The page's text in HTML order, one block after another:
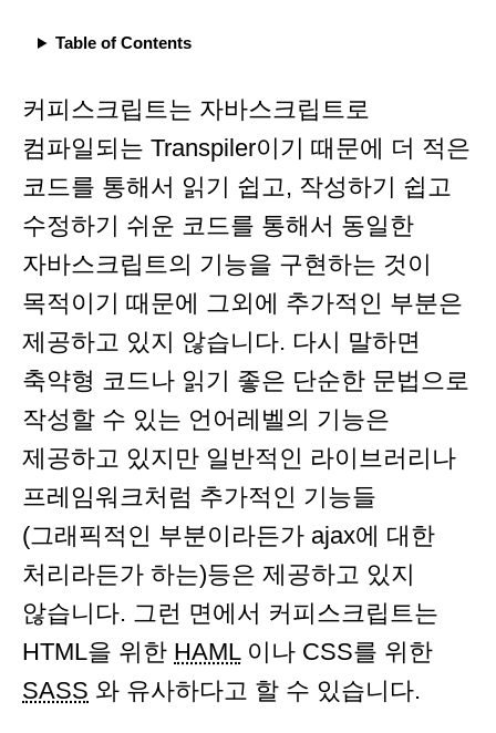
Table of Contents
커피스크립트는 자바스크립트로
컴파일되는 Transpiler이기 때문에 더 적은
코드를 통해서 읽기 쉽고, 작성하기 쉽고
수정하기 쉬운 코드를 통해서 동일한
자바스크립트의 기능을 구현하는 것이
목적이기 때문에 그외에 추가적인 부분은
제공하고 있지 않습니다. 다시 말하면
축약형 코드나 읽기 좋은 단순한 문법으로
작성할 수 있는 언어레벨의 기능은
제공하고 있지만 일반적인 라이브러리나
프레임워크처럼 추가적인 기능들
(그래픽적인 부분이라든가 ajax에 대한
처리라든가 하는)등은 제공하고 있지
않습니다. 그런 면에서 커피스크립트는
HTML을 위한 HAML이나 CSS를 위한
SASS 와 유사하다고 할 수 있습니다.